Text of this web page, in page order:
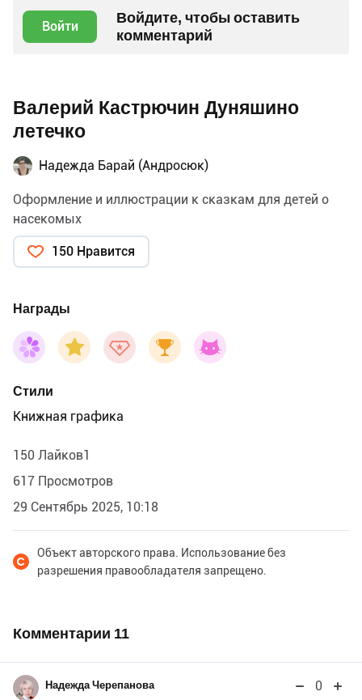
Войти
Войдите, чтобы оставить
комментарий
Валерий Кастрючин Дуняшино
летечко
Надежда Барай (Андросюк)
Оформление и иллюстрации к сказкам для детей о
насекомых
150 Нравится
Награды
Стили
Книжная графика
150 Лайков1
617 Просмотров
29 Сентябрь 2025, 10:18
Объект авторского права. Использование без
разрешения правообладателя запрещено.
Комментарии 11
Надежда Черепанова 0